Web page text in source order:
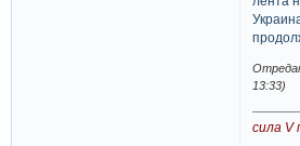
13:33)
сила V